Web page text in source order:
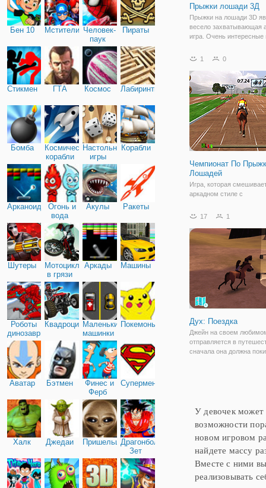
Бен 10 Мстители Человек-
паук
Пираты
Стикмен ГТА Космос Лабиринты
Бомба
Космические
корабли
Настольные
игры
Корабли
Арканоид
Огонь и
вода
Акулы Ракеты
Шутеры
Мотоциклы
в грязи
Аркады Машины
Роботы
динозавры
КвадроциклыМаленькие
машинки
Покемоны
Аватар Бэтмен
Финес и
Ферб
Супермен
Халк Джедаи ПришельцыДрагонболл
Зет
Прыжки лошади 3Д
Прыжки на лошади 3D
весело захватывающая
игра. Очень интересные
препятствия, чтобы
если вы попали любые
препятствия вы
1 0
Чемпионат По
Лошадей
Игра, которая
аркадном стиле с
Игра приносит опыт и
окружающей среды.
купить лошадей,
свои собственные
17 1
Дух: Поездка
Джейн на своем
отправляется в
сначала она должна
У девочек может
возможности
новом игровом
найдете массу
Вместе с ними вы
реализовывать